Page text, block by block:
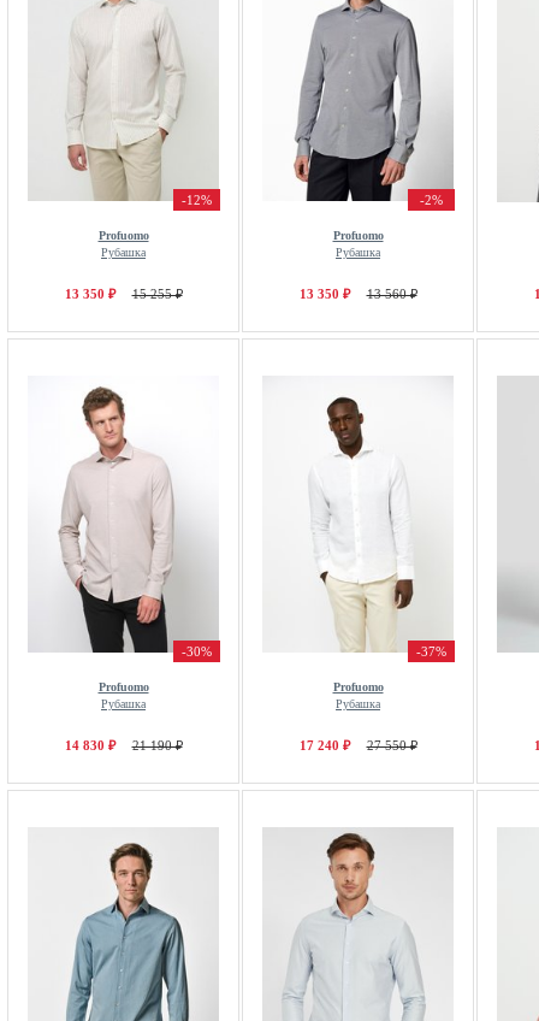
-12%
Profuomo
Рубашка
13 350 ₽ 15 255 ₽
-2%
Profuomo
Рубашка
13 350 ₽ 13 560 ₽
-30%
Profuomo
Рубашка
14 830 ₽ 21 190 ₽
-37%
Profuomo
Рубашка
17 240 ₽ 27 550 ₽